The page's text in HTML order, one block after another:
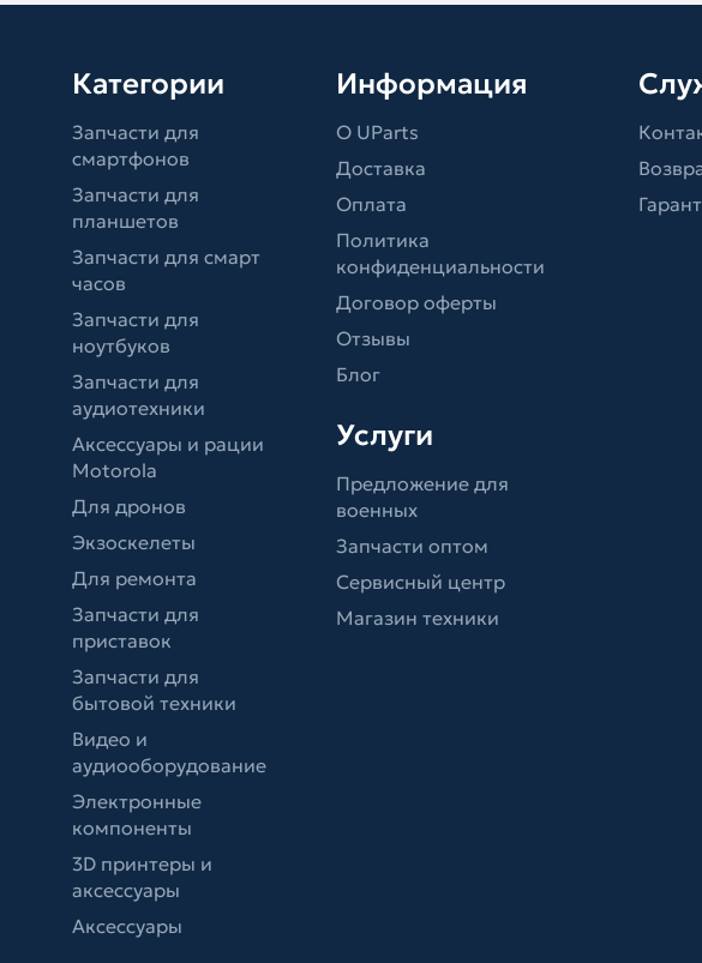
Категории
Запчасти для
смартфонов
Запчасти для
планшетов
Запчасти для смарт
часов
Запчасти для
ноутбуков
Запчасти для
аудиотехники
Аксессуары и рации
Motorola
Для дронов
Экзоскелеты
Для ремонта
Запчасти для
приставок
Запчасти для
бытовой техники
Видео и
аудиооборудование
Электронные
компоненты
3D принтеры и
аксессуары
Аксессуары
Информация
О UParts
Доставка
Оплата
Политика
конфиденциальности
Договор оферты
Отзывы
Блог
Услуги
Предложение для
военных
Запчасти оптом
Сервисный центр
Магазин техники